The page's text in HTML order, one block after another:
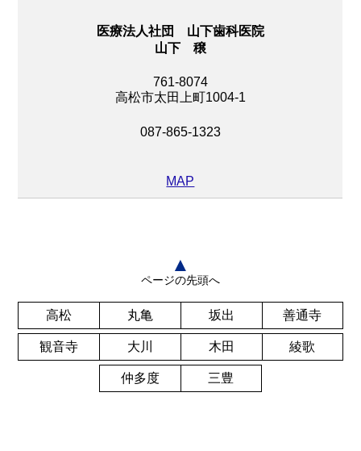
医療法人社団 山下歯科医院
山下 穣
761-8074
高松市太田上町1004-1
087-865-1323
MAP
▲
ページの先頭へ
高松 丸亀 坂出 善通寺
観音寺 大川 木田 綾歌
仲多度 三豊